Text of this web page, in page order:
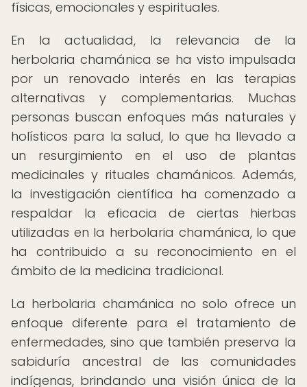
físicas, emocionales y espirituales.
En la actualidad, la relevancia de la
herbolaria chamánica se ha visto impulsada
por un renovado interés en las terapias
alternativas y complementarias. Muchas
personas buscan enfoques más naturales y
holísticos para la salud, lo que ha llevado a
un resurgimiento en el uso de plantas
medicinales y rituales chamánicos. Además,
la investigación científica ha comenzado a
respaldar la eficacia de ciertas hierbas
utilizadas en la herbolaria chamánica, lo que
ha contribuido a su reconocimiento en el
ámbito de la medicina tradicional.
La herbolaria chamánica no solo ofrece un
enfoque diferente para el tratamiento de
enfermedades, sino que también preserva la
sabiduría ancestral de las comunidades
indígenas, brindando una visión única de la